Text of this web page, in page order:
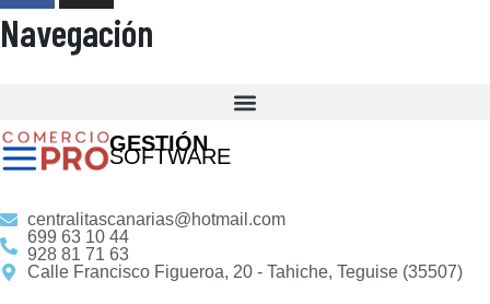
Navegación
GESTIÓN
SOFTWARE
centralitascanarias@hotmail.com
699 63 10 44
928 81 71 63
Calle Francisco Figueroa, 20 - Tahiche, Teguise (35507)